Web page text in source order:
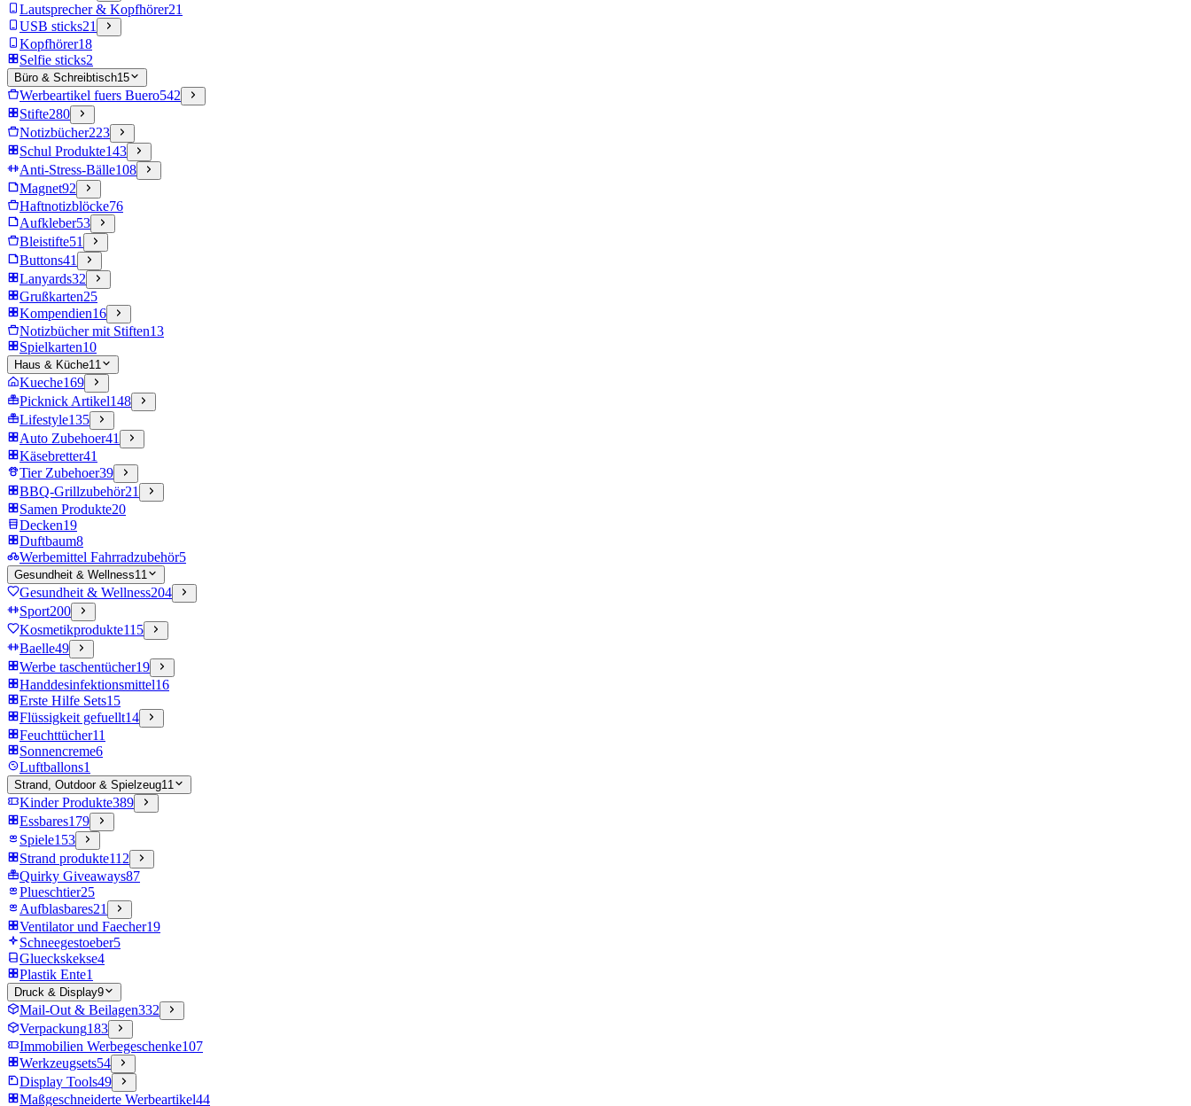
Lautsprecher & Kopfhörer21
USB sticks21
Kopfhörer18
Selfie sticks2
Büro & Schreibtisch15
Werbeartikel fuers Buero542
Stifte280
Notizbücher223
Schul Produkte143
Anti-Stress-Bälle108
Magnet92
Haftnotizblöcke76
Aufkleber53
Bleistifte51
Buttons41
Lanyards32
Grußkarten25
Kompendien16
Notizbücher mit Stiften13
Spielkarten10
Haus & Küche11
Kueche169
Picknick Artikel148
Lifestyle135
Auto Zubehoer41
Käsebretter41
Tier Zubehoer39
BBQ-Grillzubehör21
Samen Produkte20
Decken19
Duftbaum8
Werbemittel Fahrradzubehör5
Gesundheit & Wellness11
Gesundheit & Wellness204
Sport200
Kosmetikprodukte115
Baelle49
Werbe taschentücher19
Handdesinfektionsmittel16
Erste Hilfe Sets15
Flüssigkeit gefuellt14
Feuchttücher11
Sonnencreme6
Luftballons1
Strand, Outdoor & Spielzeug11
Kinder Produkte389
Essbares179
Spiele153
Strand produkte112
Quirky Giveaways87
Plueschtier25
Aufblasbares21
Ventilator und Faecher19
Schneegestoeber5
Glueckskekse4
Plastik Ente1
Druck & Display9
Mail-Out & Beilagen332
Verpackung183
Immobilien Werbegeschenke107
Werkzeugsets54
Display Tools49
Maßgeschneiderte Werbeartikel44